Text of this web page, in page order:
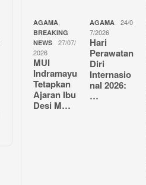
AGAMA,
BREAKING
NEWS
27/07/
2026
MUI
Indramayu
Tetapkan
Ajaran Ibu
Desi M…
AGAMA
24/0
7/2026
Hari
Perawatan
Diri
Internasio
nal 2026:
…